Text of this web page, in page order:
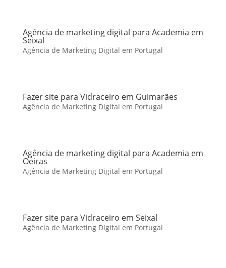
Agência de marketing digital para Academia em
Seixal
Agência de Marketing Digital em Portugal
Fazer site para Vidraceiro em Guimarães
Agência de Marketing Digital em Portugal
Agência de marketing digital para Academia em
Oeiras
Agência de Marketing Digital em Portugal
Fazer site para Vidraceiro em Seixal
Agência de Marketing Digital em Portugal